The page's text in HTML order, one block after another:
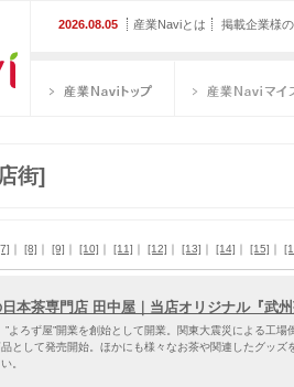
2026.08.05 産業Naviとは 掲載企業様
街]
｜ [8] ｜ [9] ｜ [10] ｜ [11] ｜ [12] ｜ [13] ｜ [14] ｜ [15] ｜
本茶専門店 田中屋｜当店オリジナル『武
よろず屋”開業を創始として開業。関東大震災による工
として発売開始。ほかにも様々なお茶や関連したグッ
。